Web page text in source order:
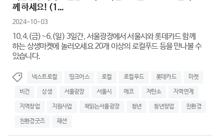
께 하세요! (1...
2024-10-03
10.4.(금)~6.(일) 3일간, 서울광장에서 서울시와 롯데카드 함께
하는 상생마켓에 놀러오세요 20개 이상의 로컬푸드 등을 만나볼 수
있습니다.
넥스트로컬 띵크어스 로컬 로컬푸드 롯데카드 마켓
비건 상생 서울광장 서울시 에코 저탄소 지역연계
지역창업 지원사업 책읽는서울광장 청년 청년창업 친환경
친환경굿즈 패션